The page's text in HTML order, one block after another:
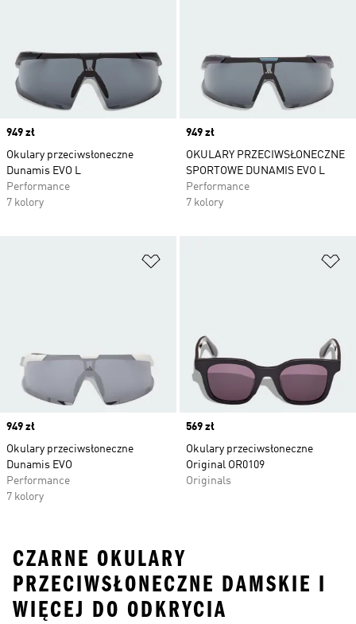
Price
949 zł
Okulary przeciwsłoneczne
Dunamis EVO L
Performance
7 kolory
Price
949 zł
OKULARY PRZECIWSŁONECZNE
SPORTOWE DUNAMIS EVO L
Performance
7 kolory
Price
949 zł
Okulary przeciwsłoneczne
Dunamis EVO
Performance
7 kolory
Price
569 zł
Okulary przeciwsłoneczne
Original OR0109
Originals
CZARNE OKULARY
PRZECIWSŁONECZNE DAMSKIE I
WIĘCEJ DO ODKRYCIA